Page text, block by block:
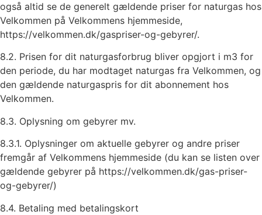
også altid se de generelt gældende priser for naturgas hos
Velkommen på Velkommens hjemmeside,
https://velkommen.dk/gaspriser-og-gebyrer/.
8.2. Prisen for dit naturgasforbrug bliver opgjort i m3 for
den periode, du har modtaget naturgas fra Velkommen, og
den gældende naturgaspris for dit abonnement hos
Velkommen.
8.3. Oplysning om gebyrer mv.
8.3.1. Oplysninger om aktuelle gebyrer og andre priser
fremgår af Velkommens hjemmeside (du kan se listen over
gældende gebyrer på https://velkommen.dk/gas-priser-
og-gebyrer/)
8.4. Betaling med betalingskort